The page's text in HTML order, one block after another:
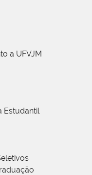
a UFVJM
Estudantil